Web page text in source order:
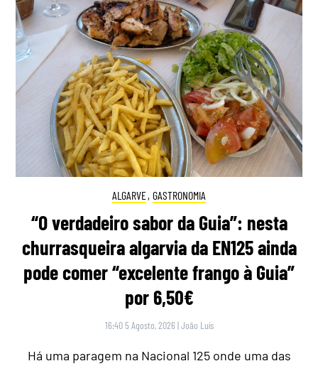
ALGARVE, GASTRONOMIA
“O verdadeiro sabor da Guia”: nesta
churrasqueira algarvia da EN125 ainda
pode comer “excelente frango à Guia”
por 6,50€
16:40 5 Agosto, 2026 |João Luís
Há uma paragem na Nacional 125 onde uma das